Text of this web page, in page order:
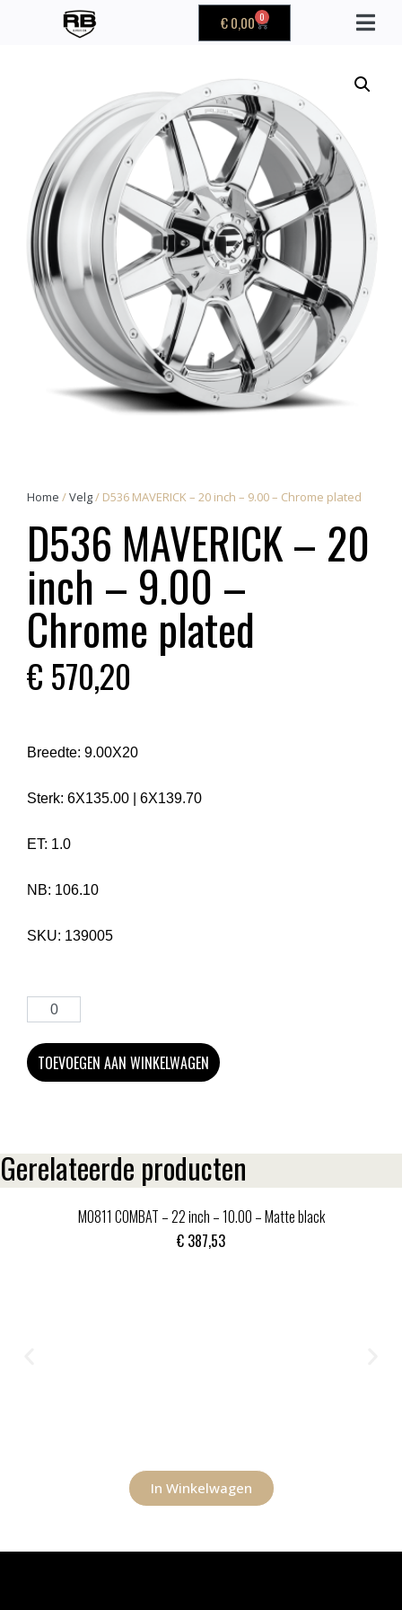
€0,00 0
Home /Velg/ D536 MAVERICK – 20 inch – 9.00 – Chrome plated
D536 MAVERICK – 20
inch – 9.00 –
Chrome plated
€ 570,20
Breedte: 9.00X20
Sterk: 6X135.00 6X139.70
ET: 1.0
NB: 106.10
SKU: 139005
TOEVOEGEN AAN WINKELWAGEN
Gerelateerde producten
MO811 COMBAT – 22 inch – 10.00 – Matte black
€ 387,53
In Winkelwagen